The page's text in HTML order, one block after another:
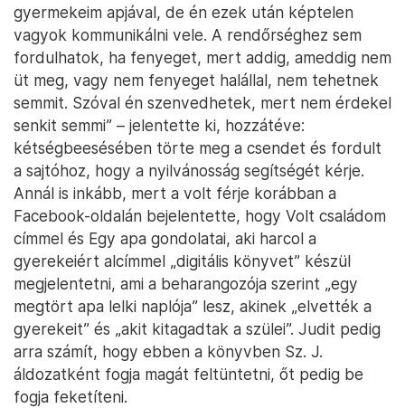
gyermekeim apjával, de én ezek után képtelen
vagyok kommunikálni vele. A rendőrséghez sem
fordulhatok, ha fenyeget, mert addig, ameddig nem
üt meg, vagy nem fenyeget halállal, nem tehetnek
semmit. Szóval én szenvedhetek, mert nem érdekel
senkit semmi” – jelentette ki, hozzátéve:
kétségbeesésében törte meg a csendet és fordult
a sajtóhoz, hogy a nyilvánosság segítségét kérje.
Annál is inkább, mert a volt férje korábban a
Facebook-oldalán bejelentette, hogy Volt családom
címmel és Egy apa gondolatai, aki harcol a
gyerekeiért alcímmel „digitális könyvet” készül
megjelentetni, ami a beharangozója szerint „egy
megtört apa lelki naplója” lesz, akinek „elvették a
gyerekeit” és „akit kitagadtak a szülei”. Judit pedig
arra számít, hogy ebben a könyvben Sz. J.
áldozatként fogja magát feltüntetni, őt pedig be
fogja feketíteni.